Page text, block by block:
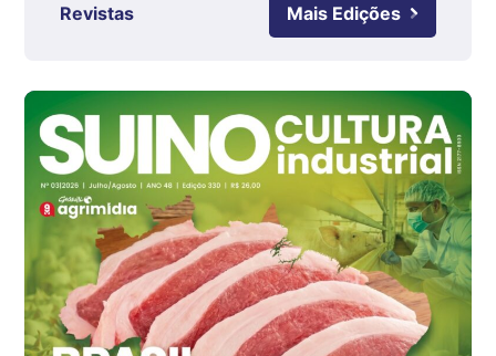
Ovo Branco - Regional
Ovo Branco - Regional
Branco
R$ 145,34
cx
Ovo Vermelho - Regional
Grande São Paulo (SP)
R$ 155,59
cx
Revistas Mais Edições